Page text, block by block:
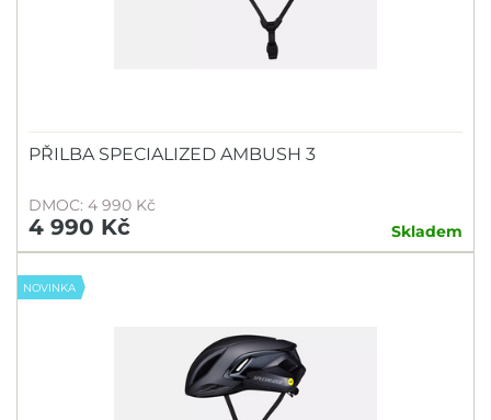
PŘILBA SPECIALIZED AMBUSH 3
DMOC: 4 990 Kč
4 990 Kč Skladem
NOVINKA